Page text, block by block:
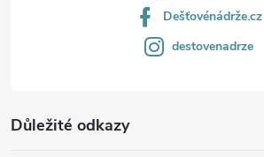
Důležité odkazy
Dešťovénádrže.cz
destovenadrze